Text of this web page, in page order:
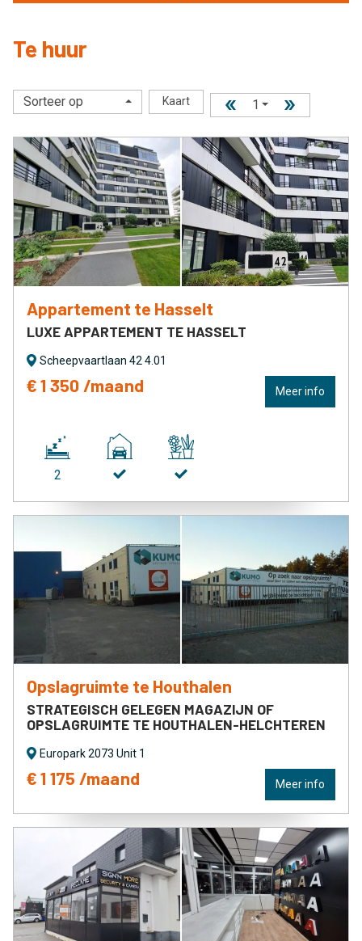
Te huur
Sorteer op Kaart 1
Appartement te Hasselt
Scheepvaartlaan 42 4.01
LUXE APPARTEMENT TE HASSELT
€ 1 350 /maand Meer info
2
Opslagruimte te Houthalen
Europark 2073 Unit 1
STRATEGISCH GELEGEN MAGAZIJN OF
OPSLAGRUIMTE TE HOUTHALEN-HELCHTEREN
€ 1 175 /maand Meer info